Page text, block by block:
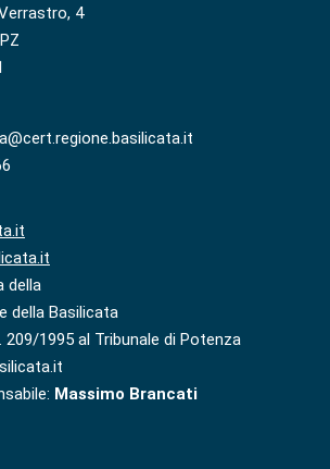
4
della
della Basilicata
209/1995 al Tribunale di Potenza
Massimo Brancati